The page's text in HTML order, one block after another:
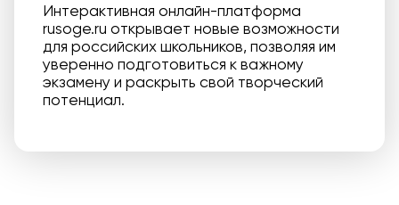
Интерактивная онлайн-платформа
rusoge.ru открывает новые возможности
для российских школьников, позволяя им
уверенно подготовиться к важному
экзамену и раскрыть свой творческий
потенциал.